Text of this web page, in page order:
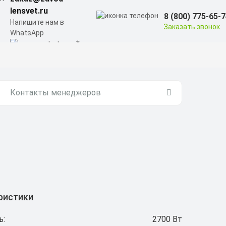
lensvet.ru
Напишите нам в
WhatsApp
8 (800) 775-65-
Заказать звонок
Контакты менеджеров
2700 Вт